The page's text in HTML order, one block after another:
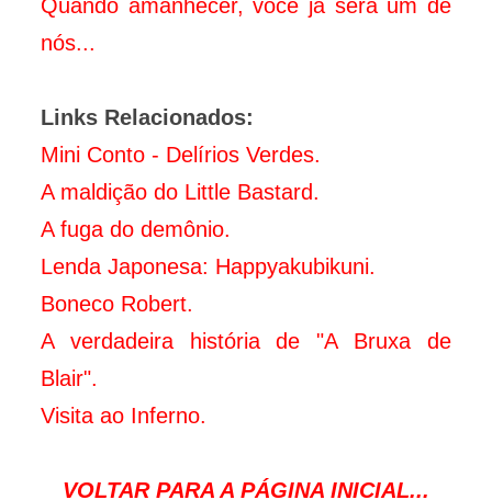
Quando amanhecer, você já será um de
nós...
Links Relacionados:
Mini Conto - Delírios Verdes.
A maldição do Little Bastard.
A fuga do demônio.
Lenda Japonesa: Happyakubikuni.
Boneco Robert.
A verdadeira história de "A Bruxa de
Blair".
Visita ao Inferno.
VOLTAR PARA A PÁGINA INICIAL...